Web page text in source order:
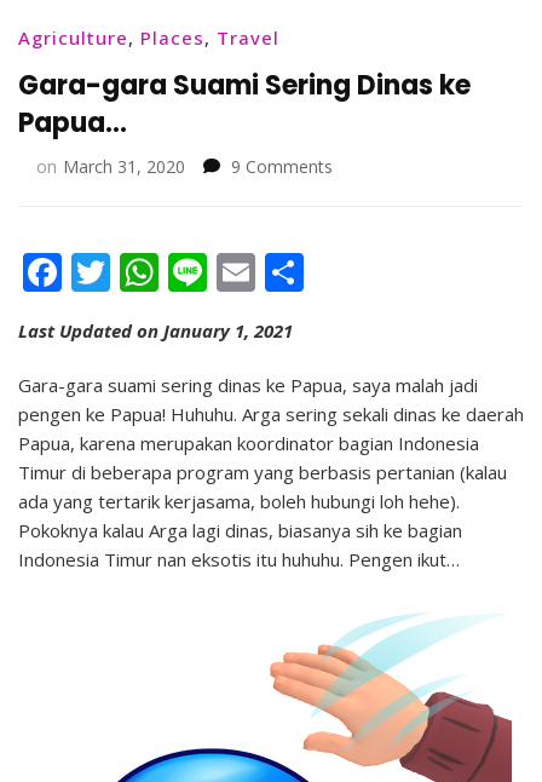
Agriculture, Places, Travel
Gara-gara Suami Sering Dinas ke
Papua…
on March 31, 2020 9 Comments
Facebook
Twitter
WhatsApp
LineEmail
Last Updated on January 1, 2021
Gara-gara suami sering dinas ke Papua, saya malah jadi
pengen ke Papua! Huhuhu. Arga sering sekali dinas ke daerah
Papua, karena merupakan koordinator bagian Indonesia
Timur di beberapa program yang berbasis pertanian (kalau
ada yang tertarik kerjasama, boleh hubungi loh hehe).
Pokoknya kalau Arga lagi dinas, biasanya sih ke bagian
Indonesia Timur nan eksotis itu huhuhu. Pengen ikut…